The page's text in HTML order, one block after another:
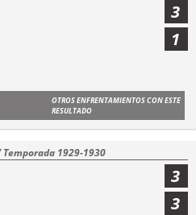
3
1
OTROS ENFRENTAMIENTOS CON ESTE
RESULTADO
1929-1930
3
3